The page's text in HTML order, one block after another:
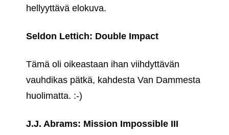
hellyyttävä elokuva.
Seldon Lettich: Double Impact
Tämä oli oikeastaan ihan viihdyttävän
vauhdikas pätkä, kahdesta Van Dammesta
huolimatta. :-)
J.J. Abrams: Mission Impossible III